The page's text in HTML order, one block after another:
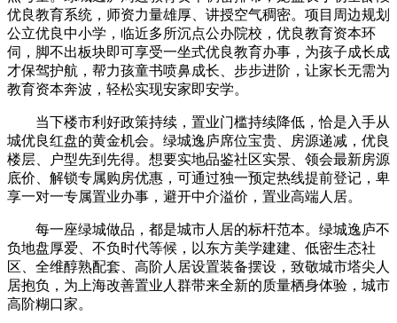
优良教育系统，师资力量雄厚、讲授空气稠密。项目周边规划
公立优良中小学，临近多所沉点公办院校，优良教育资本环
伺，脚不出板块即可享受一坐式优良教育办事，为孩子成长成
才保驾护航，帮力孩童书喷鼻成长、步步进阶，让家长无需为
教育资本奔波，轻松实现安家即安学。
当下楼市利好政策持续，置业门槛持续降低，恰是入手从
城优良红盘的黄金机会。绿城逸庐席位宝贵、房源递减，优良
楼层、户型先到先得。想要实地品鉴社区实景、领会最新房源
底价、解锁专属购房优惠，可通过独一预定热线提前登记，卑
享一对一专属置业办事，避开中介溢价，置业高端人居。
每一座绿城做品，都是城市人居的标杆范本。绿城逸庐不
负地盘厚爱、不负时代等候，以东方美学建建、低密生态社
区、全维醇熟配套、高阶人居设置装备摆设，致敬城市塔尖人
居抱负，为上海改善置业人群带来全新的质量栖身体验，城市
高阶糊口家。